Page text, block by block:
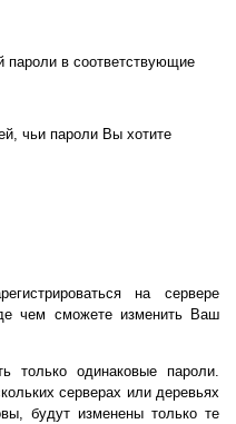
в соответствующие
чьи пароли Вы хотите
на сервере
чем сможете изменить Ваш
только одинаковые пароли.
серверах или деревьях
будут изменены только те